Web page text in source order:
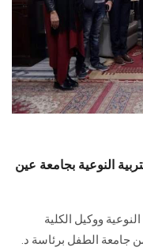
النوعية بجامعة عين
ووكيل الكلية
جامعة الطفل برئاسة د.